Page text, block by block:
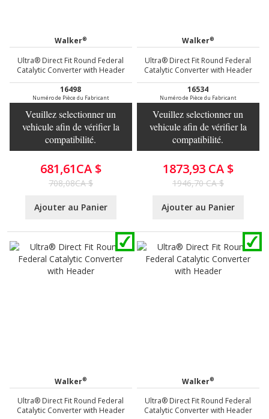
Walker®
Ultra® Direct Fit Round Federal
Catalytic Converter with Header
16498
Numéro de Pièce du Fabricant
Veuillez selectionner un
vehicule afin de vérifier la
compatibilité.
681,61CA $
708,08CA $
Ajouter au Panier
Walker®
Ultra® Direct Fit Round Federal
Catalytic Converter with Header
16534
Numéro de Pièce du Fabricant
Veuillez selectionner un
vehicule afin de vérifier la
compatibilité.
1873,93 CA $
1946,70 CA $
Ajouter au Panier
Walker®
Ultra® Direct Fit Round Federal
Catalytic Converter with Header
Walker®
Ultra® Direct Fit Round Federal
Catalytic Converter with Header